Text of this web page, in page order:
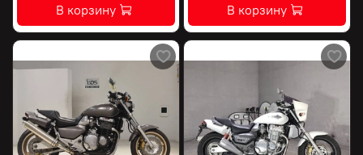
В корзину В корзину